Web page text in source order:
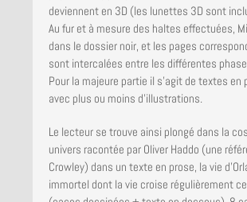
deviennent en 3D (les lunettes 3D sont
Au fur et à mesure des haltes effectuées,
dans le dossier noir, et les pages
sont intercalées entre les différentes
Pour la majeure partie il s’agit de textes en
avec plus ou moins d’illustrations.
Le lecteur se trouve ainsi plongé dans la
univers racontée par Oliver Haddo (une
Crowley) dans un texte en prose, la vie
immortel dont la vie croise régulièrement